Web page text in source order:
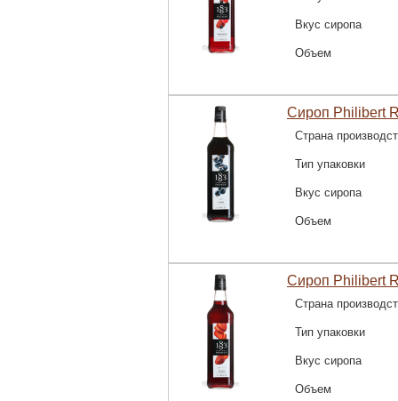
Вкус сиропа
Объем
Сироп Philibert
Страна
Тип упаковки
Вкус сиропа
Объем
Сироп Philibert
Страна
Тип упаковки
Вкус сиропа
Объем